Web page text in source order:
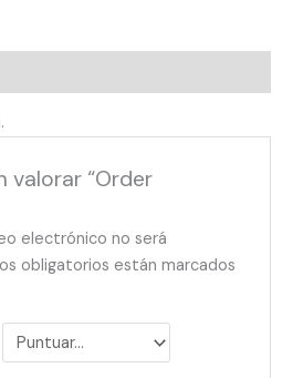
valorar “Order
electrónico no será
obligatorios están marcados